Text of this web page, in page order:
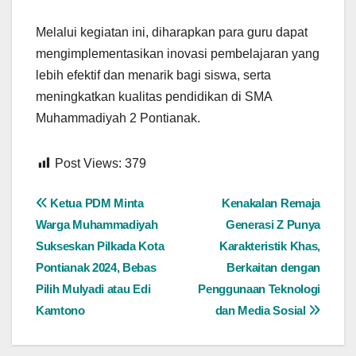
Melalui kegiatan ini, diharapkan para guru dapat
mengimplementasikan inovasi pembelajaran yang
lebih efektif dan menarik bagi siswa, serta
meningkatkan kualitas pendidikan di SMA
Muhammadiyah 2 Pontianak.
Post Views: 379
Navigasi
pos
Kenakalan Remaja
Generasi Z Punya
Karakteristik Khas,
Berkaitan dengan
Penggunaan Teknologi
dan Media Sosial
Ketua PDM Minta
Warga Muhammadiyah
Sukseskan Pilkada Kota
Pontianak 2024, Bebas
Pilih Mulyadi atau Edi
Kamtono